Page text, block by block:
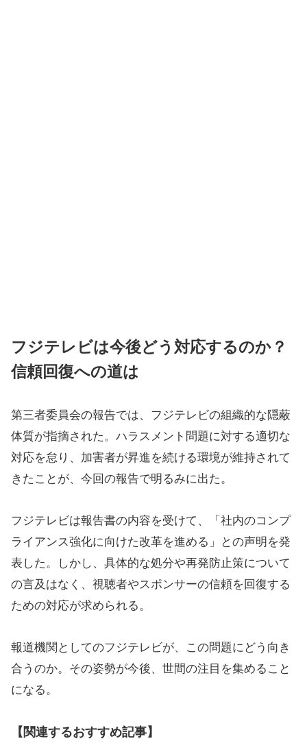
フジテレビは今後どう対応するのか？
信頼回復への道は
第三者委員会の報告では、フジテレビの組織的な隠蔽
体質が指摘された。ハラスメント問題に対する適切な
対応を怠り、加害者が昇進を続ける環境が維持されて
きたことが、今回の報告で明るみに出た。
フジテレビは報告書の内容を受けて、「社内のコンプ
ライアンス強化に向けた改革を進める」との声明を発
表した。しかし、具体的な処分や再発防止策について
の言及はなく、視聴者やスポンサーの信頼を回復する
ための対応が求められる。
報道機関としてのフジテレビが、この問題にどう向き
合うのか。その姿勢が今後、世間の注目を集めること
になる。
【関連するおすすめ記事】